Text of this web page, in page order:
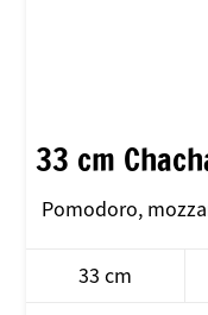
33 cm
Pomodoro,
33 cm